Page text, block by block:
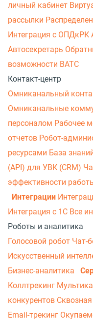
личный кабинет
рассылки
Интеграция с ОПДкРК
Автосекретарь
возможности ВАТС
Контакт-центр
Омниканальный
Омниканальные
персоналом Рабочее
отчетов Робот-
ресурсами База
(API) для УВК (CRM)
эффективности
Интеграции
Интеграция с 1С Все
Роботы и аналитика
Голосовой робот Чат-
Искусственный
Бизнес-аналитика
Коллтрекинг
конкурентов
Email-трекинг